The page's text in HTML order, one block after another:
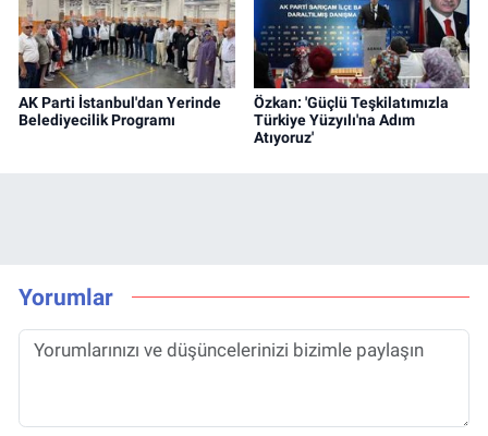
AK Parti İstanbul'dan Yerinde
Belediyecilik Programı
Özkan: 'Güçlü Teşkilatımızla
Türkiye Yüzyılı'na Adım
Atıyoruz'
Yorumlar